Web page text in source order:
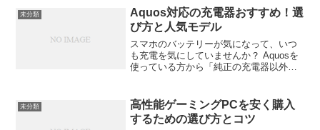
質も機能も格段に進化していて、どのメ
ーカーを選ぶかが悩み...
未分類
Aquos対応の充電器おすすめ！選
び方と人気モデル
スマホのバッテリーが気になって、いつ
も充電を気にしていませんか？ Aquosを
使っている方から「純正の充電器以外
一緒に充電できる便利な充電器が知りた
い」といった声をよく...
未分類
高性能ゲーミングPCを安く購入
するための選び方とコツ